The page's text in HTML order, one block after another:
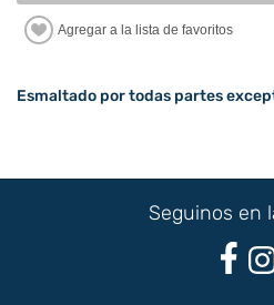
Esmaltado por todas partes
Seguinos en